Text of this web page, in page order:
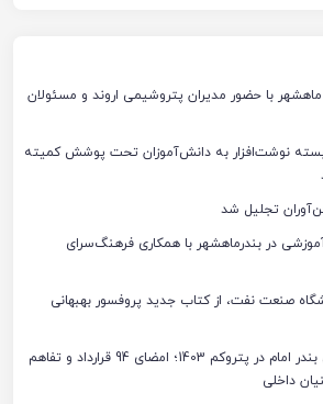
ماهشهر با حضور مدیران پتروشیمی اروند و مسئولان
اروند ۹۸۵ بسته نوشت‌افزار به دانش‌آموزان تحت پوشش کمیته
تجلیل شد
در بندرماهشهر با همکاری فرهنگ‌سرای
صنعت نفت، از کتاب جدید پروفسور بهبهانی
رکورد جدید پتروشیمی بندر امام در پتروکم 1403؛ امضای 94 قرارداد و تفاهم
داخلی